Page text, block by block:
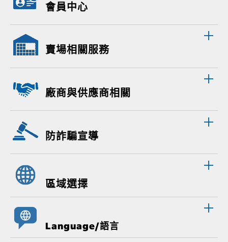
會員中心
賣場相關服務
廠商與供應商相關
防詐騙宣導
區域選擇
Language/語言